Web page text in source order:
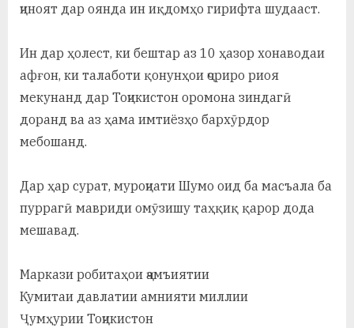
ҷиноят дар оянда ин иқдомҳо гирифта шудааст.
Ин дар ҳолест, ки бештар аз 10 ҳазор хонаводаи
афғон, ки талаботи қонунҳои ҷориро риоя
мекунанд дар Тоҷикистон оромона зиндагӣ
доранд ва аз ҳама имтиёзҳо бархӯрдор
мебошанд.
Дар ҳар сурат, муроҷиати Шумо оид ба масъала ба
пуррагӣ мавриди омӯзишу таҳқиқ қарор дода
мешавад.
Маркази робитаҳои ҷамъиятии
Кумитаи давлатии амнияти миллии
Ҷумҳурии Тоҷикистон